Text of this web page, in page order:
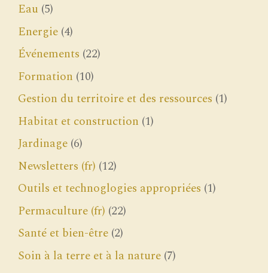
Eau (5)
Energie (4)
Événements (22)
Formation (10)
Gestion du territoire et des ressources (1)
Habitat et construction (1)
Jardinage (6)
Newsletters (fr) (12)
Outils et technoglogies appropriées (1)
Permaculture (fr) (22)
Santé et bien-être (2)
Soin à la terre et à la nature (7)